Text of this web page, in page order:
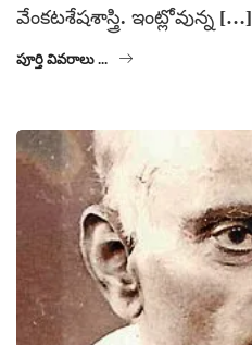
వేంకటశేషశాస్త్రి. ఇంట్లోవున్న […]
పూర్తి వివరాలు ...